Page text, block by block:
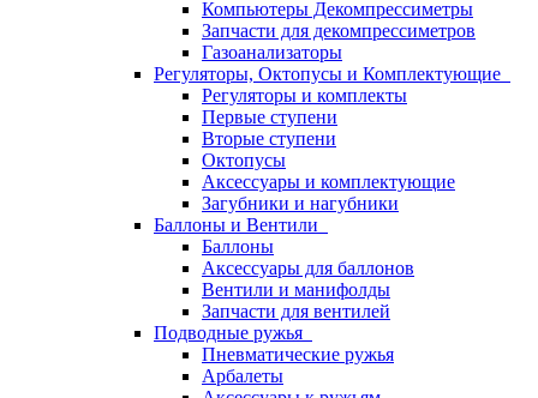
Компьютеры Декомпрессиметры
Запчасти для декомпрессиметров
Газоанализаторы
Регуляторы, Октопусы и Комплектующие
Регуляторы и комплекты
Первые ступени
Вторые ступени
Октопусы
Аксессуары и комплектующие
Загубники и нагубники
Баллоны и Вентили
Баллоны
Аксессуары для баллонов
Вентили и манифолды
Запчасти для вентилей
Подводные ружья
Пневматические ружья
Арбалеты